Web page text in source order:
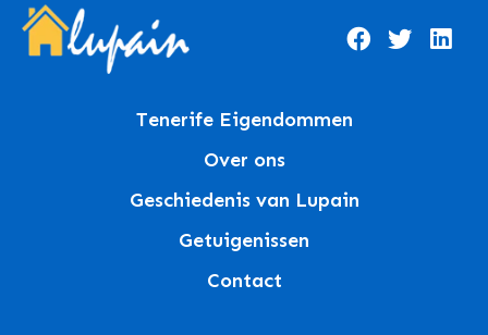
Tenerife Eigendommen
Over ons
Geschiedenis van Lupain
Getuigenissen
Contact